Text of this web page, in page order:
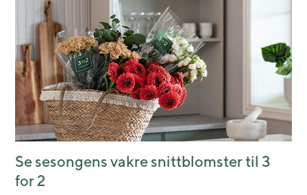
Se sesongens vakre snittblomster til 3
for 2